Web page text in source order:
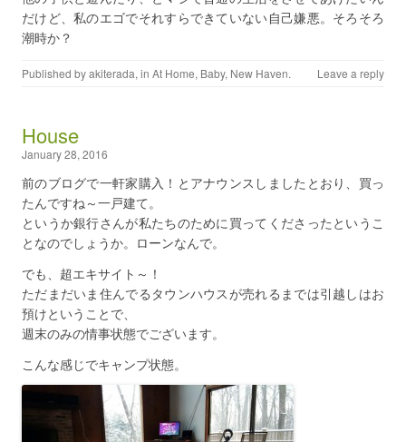
だけど、私のエゴでそれすらできていない自己嫌悪。そろそろ
潮時か？
Published byakiterada, in At Home, Baby, New Haven. Leave a reply
House
January 28, 2016
前のブログで一軒家購入！とアナウンスしましたとおり、買っ
たんですね～一戸建て。
というか銀行さんが私たちのために買ってくださったというこ
となのでしょうか。ローンなんで。
でも、超エキサイト～！
ただまだいま住んでるタウンハウスが売れるまでは引越しはお
預けということで、
週末のみの情事状態でございます。
こんな感じでキャンプ状態。